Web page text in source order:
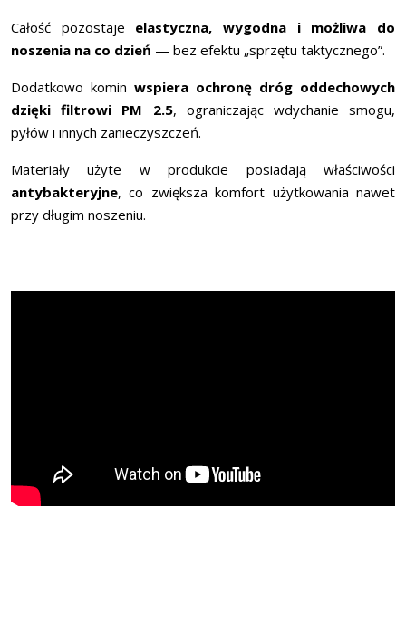
Całość pozostaje elastyczna, wygodna i możliwa do
noszenia na co dzień — bez efektu „sprzętu taktycznego”.
Dodatkowo komin wspiera ochronę dróg oddechowych
dzięki filtrowi PM 2.5, ograniczając wdychanie smogu,
pyłów i innych zanieczyszczeń.
Materiały użyte w produkcie posiadają właściwości
antybakteryjne, co zwiększa komfort użytkowania nawet
przy długim noszeniu.